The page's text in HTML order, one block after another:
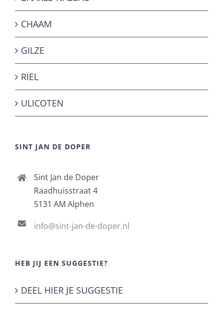
CHAAM
GILZE
RIEL
ULICOTEN
SINT JAN DE DOPER
Sint Jan de Doper
Raadhuisstraat 4
5131 AM Alphen
info@sint-jan-de-doper.nl
HEB JIJ EEN SUGGESTIE?
DEEL HIER JE SUGGESTIE